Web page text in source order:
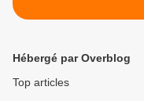
Hébergé par Overblog
Top articles